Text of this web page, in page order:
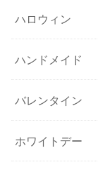
ハロウィン
ハンドメイド
バレンタイン
ホワイトデー